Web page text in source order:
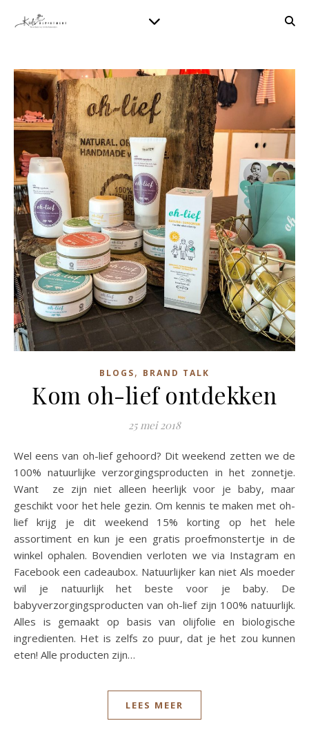
BLOGS, BRAND TALK
Kom oh-lief ontdekken
25 mei 2018
Wel eens van oh-lief gehoord? Dit weekend zetten we de
100% natuurlijke verzorgingsproducten in het zonnetje.
Want ze zijn niet alleen heerlijk voor je baby, maar
geschikt voor het hele gezin. Om kennis te maken met oh-
lief krijg je dit weekend 15% korting op het hele
assortiment en kun je een gratis proefmonstertje in de
winkel ophalen. Bovendien verloten we via Instagram en
Facebook een cadeaubox. Natuurlijker kan niet Als moeder
wil je natuurlijk het beste voor je baby. De
babyverzorgingsproducten van oh-lief zijn 100% natuurlijk.
Alles is gemaakt op basis van olijfolie en biologische
ingredienten. Het is zelfs zo puur, dat je het zou kunnen
eten! Alle producten zijn…
LEES MEER